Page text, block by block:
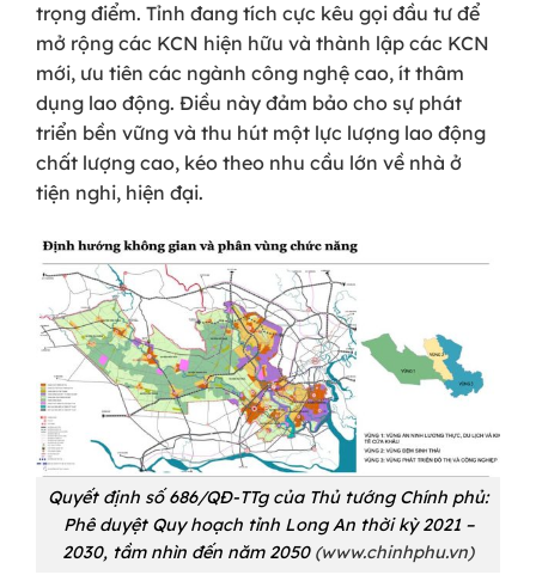
trọng điểm. Tỉnh đang tích cực kêu gọi đầu tư để
mở rộng các KCN hiện hữu và thành lập các KCN
mới, ưu tiên các ngành công nghệ cao, ít thâm
dụng lao động. Điều này đảm bảo cho sự phát
triển bền vững và thu hút một lực lượng lao động
chất lượng cao, kéo theo nhu cầu lớn về nhà ở
tiện nghi, hiện đại.
Quyết định số 686/QĐ-TTg của Thủ tướng Chính phủ:
Phê duyệt Quy hoạch tỉnh Long An thời kỳ 2021 –
2030, tầm nhìn đến năm 2050(www.chinhphu.vn)